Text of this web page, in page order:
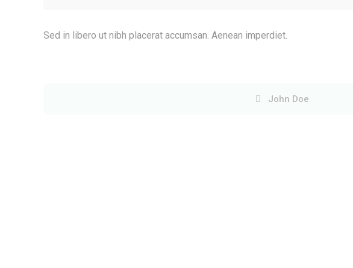
Sed in libero ut nibh placerat accumsan. Aenean imperdiet.
John Doe